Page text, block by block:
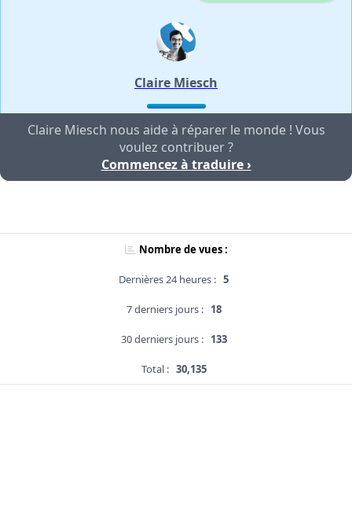
Claire Miesch
Claire Miesch nous aide à réparer le monde ! Vous
voulez contribuer ?
Commencez à traduire ›
Nombre de vues :
Dernières 24 heures : 5
7 derniers jours : 18
30 derniers jours : 133
Total : 30,135